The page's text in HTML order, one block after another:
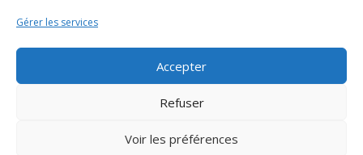
Gérer les services
Accepter
Refuser
Voir les préférences
CGV